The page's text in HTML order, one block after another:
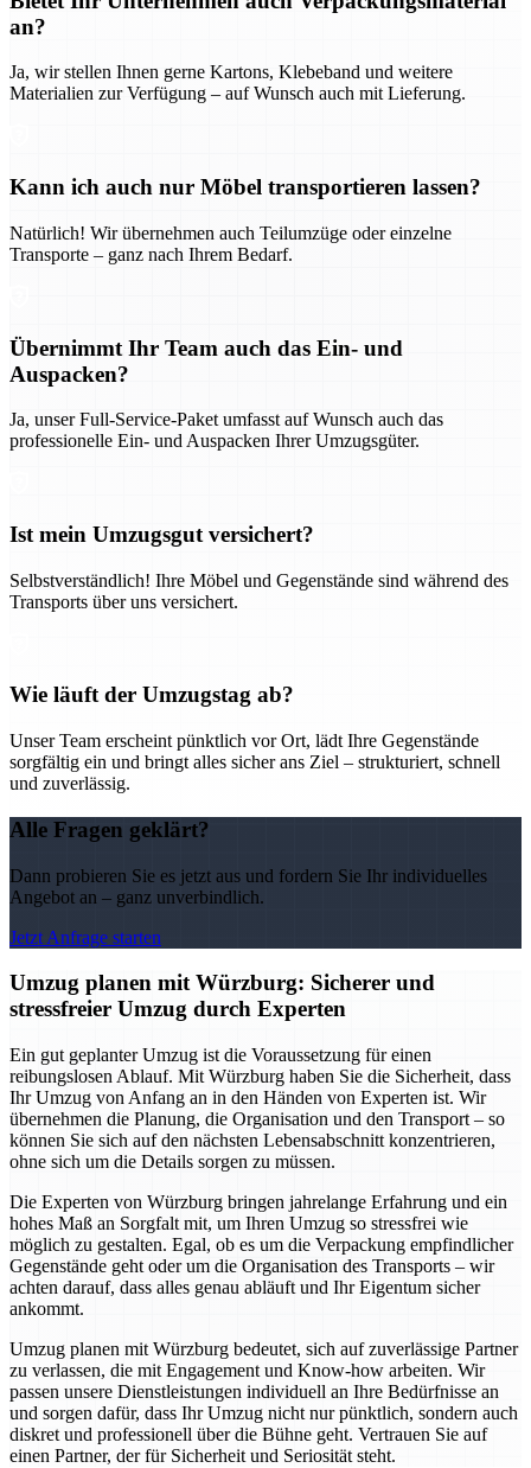
an?
Ja, wir stellen Ihnen gerne Kartons, Klebeband und weitere
Materialien zur Verfügung – auf Wunsch auch mit Lieferung.
Kann ich auch nur Möbel transportieren lassen?
Natürlich! Wir übernehmen auch Teilumzüge oder einzelne
Transporte – ganz nach Ihrem Bedarf.
Übernimmt Ihr Team auch das Ein- und
Auspacken?
Ja, unser Full-Service-Paket umfasst auf Wunsch auch das
professionelle Ein- und Auspacken Ihrer Umzugsgüter.
Ist mein Umzugsgut versichert?
Selbstverständlich! Ihre Möbel und Gegenstände sind während des
Transports über uns versichert.
Wie läuft der Umzugstag ab?
Unser Team erscheint pünktlich vor Ort, lädt Ihre Gegenstände
sorgfältig ein und bringt alles sicher ans Ziel – strukturiert, schnell
und zuverlässig.
Alle Fragen geklärt?
Dann probieren Sie es jetzt aus und fordern Sie Ihr individuelles
Angebot an – ganz unverbindlich.
Jetzt Anfrage starten
Umzug planen mit Würzburg: Sicherer und
stressfreier Umzug durch Experten
Ein gut geplanter Umzug ist die Voraussetzung für einen
reibungslosen Ablauf. Mit Würzburg haben Sie die Sicherheit, dass
Ihr Umzug von Anfang an in den Händen von Experten ist. Wir
übernehmen die Planung, die Organisation und den Transport – so
können Sie sich auf den nächsten Lebensabschnitt konzentrieren,
ohne sich um die Details sorgen zu müssen.
Die Experten von Würzburg bringen jahrelange Erfahrung und ein
hohes Maß an Sorgfalt mit, um Ihren Umzug so stressfrei wie
möglich zu gestalten. Egal, ob es um die Verpackung empfindlicher
Gegenstände geht oder um die Organisation des Transports – wir
achten darauf, dass alles genau abläuft und Ihr Eigentum sicher
ankommt.
Umzug planen mit Würzburg bedeutet, sich auf zuverlässige Partner
zu verlassen, die mit Engagement und Know-how arbeiten. Wir
passen unsere Dienstleistungen individuell an Ihre Bedürfnisse an
und sorgen dafür, dass Ihr Umzug nicht nur pünktlich, sondern auch
diskret und professionell über die Bühne geht. Vertrauen Sie auf
einen Partner, der für Sicherheit und Seriosität steht.